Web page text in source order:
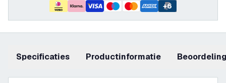
+6
Specificaties productinformatie